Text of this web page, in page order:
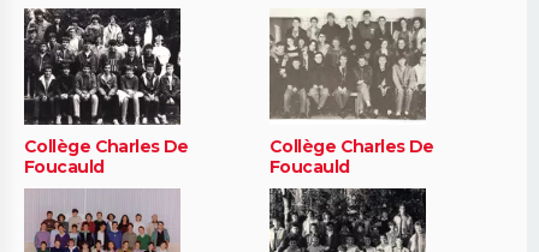
Collège Charles De
Foucauld
Collège Charles De
Foucauld